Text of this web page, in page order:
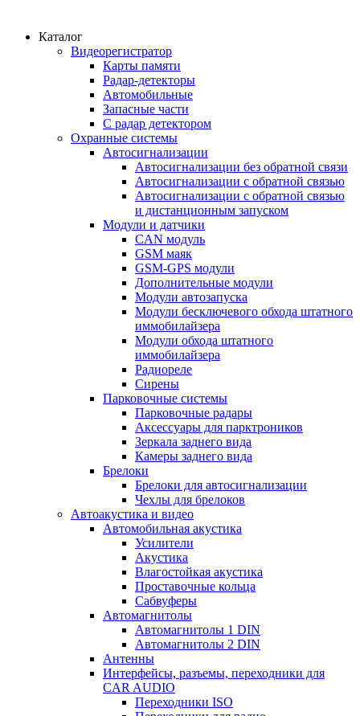
Каталог
Видеорегистратор
Карты памяти
Радар-детекторы
Автомобильные
Запасные части
С радар детектором
Охранные системы
Автосигнализации
Автосигнализации без обратной связи
Автосигнализации с обратной связью
Автосигнализации с обратной связью
и дистанционным запуском
Модули и датчики
CAN модуль
GSM маяк
GSM-GPS модули
Дополнительные модули
Модули автозапуска
Модули бесключевого обхода штатного
иммобилайзера
Модули обхода штатного
иммобилайзера
Радиореле
Сирены
Парковочные системы
Парковочные радары
Аксессуары для парктроников
Зеркала заднего вида
Камеры заднего вида
Брелоки
Брелоки для автосигнализации
Чехлы для брелоков
Автоакустика и видео
Автомобильная акустика
Усилители
Акустика
Влагостойкая акустика
Проставочные кольца
Сабвуферы
Автомагнитолы
Автомагнитолы 1 DIN
Автомагнитолы 2 DIN
Антенны
Интерфейсы, разъемы, переходники для
CAR AUDIO
Переходники ISO